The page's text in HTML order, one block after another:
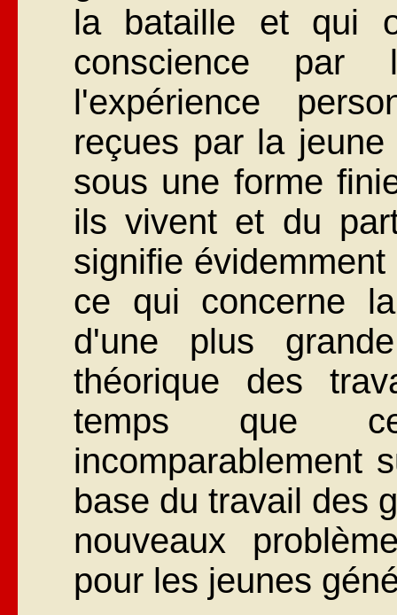
la bataille et qui
conscience
l'expérience
reçues par la
sous une forme
ils vivent et du
signifie
ce qui concerne
d'une plus
théorique des
temps que
incomparablement
base du travail des
nouveaux
pour les jeunes